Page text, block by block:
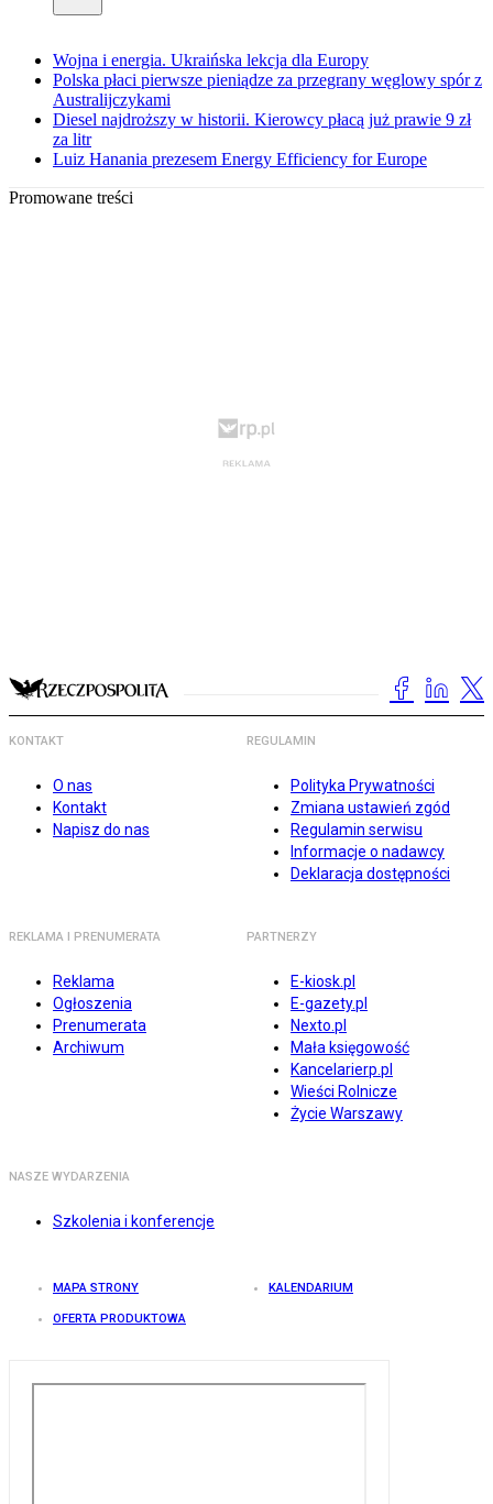
Wojna i energia. Ukraińska lekcja dla Europy
Polska płaci pierwsze pieniądze za przegrany węglowy spór z
Australijczykami
Diesel najdroższy w historii. Kierowcy płacą już prawie 9 zł
za litr
Luiz Hanania prezesem Energy Efficiency for Europe
Promowane treści
KONTAKT
O nas
Kontakt
Napisz do nas
REGULAMIN
Polityka Prywatności
Zmiana ustawień zgód
Regulamin serwisu
Informacje o nadawcy
Deklaracja dostępności
REKLAMA I PRENUMERATA
Reklama
Ogłoszenia
Prenumerata
Archiwum
PARTNERZY
E-kiosk.pl
E-gazety.pl
Nexto.pl
Mała księgowość
Kancelarierp.pl
Wieści Rolnicze
Życie Warszawy
NASZE WYDARZENIA
Szkolenia i konferencje
MAPA STRONY KALENDARIUM
OFERTA PRODUKTOWA